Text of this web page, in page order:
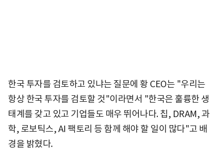
한국 투자를 검토하고 있냐는 질문에 황 CEO는 "우리는
항상 한국 투자를 검토할 것"이라면서 "한국은 훌륭한 생
태계를 갖고 있고 기업들도 매우 뛰어나다. 칩, DRAM, 과
학, 로보틱스, AI 팩토리 등 함께 해야 할 일이 많다"고 배
경을 밝혔다.